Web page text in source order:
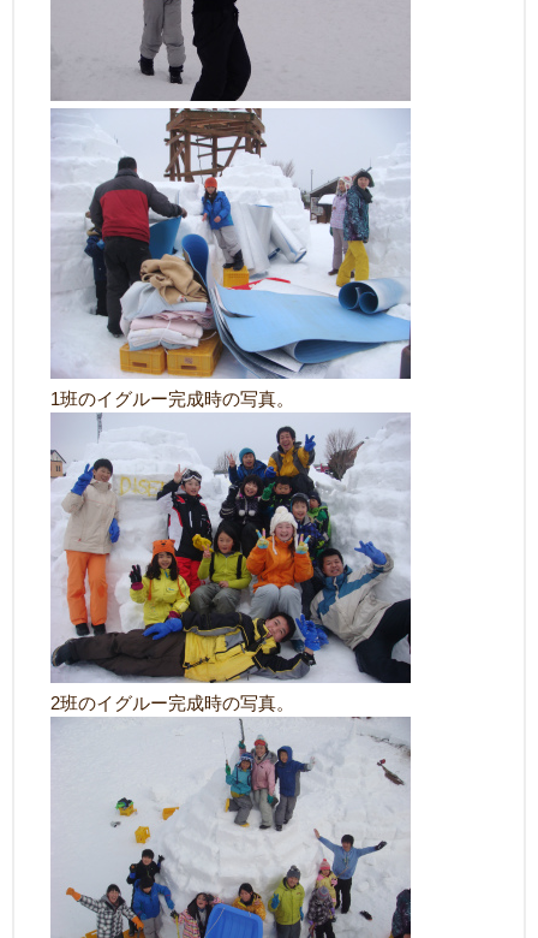
1班のイグルー完成時の写真。
2班のイグルー完成時の写真。